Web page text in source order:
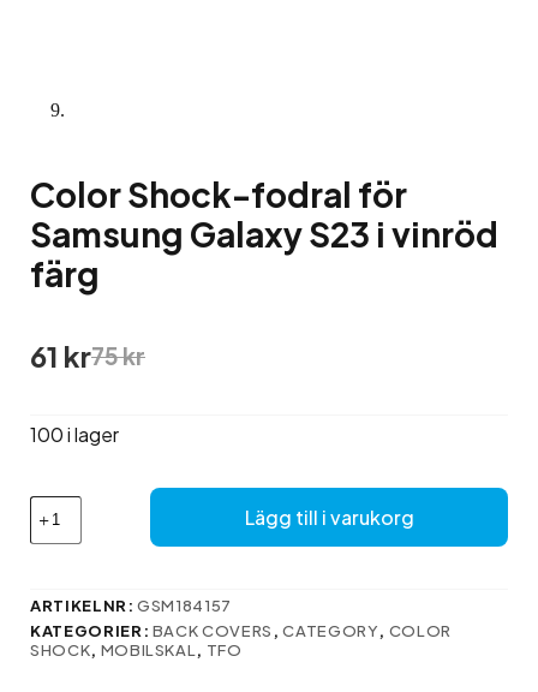
Color Shock-fodral för
Samsung Galaxy S23 i vinröd
färg
75kr
Det
ursprungliga
var:
61 krDet
nuvarande
är:
100 i lager
Color
Shock-
fodral
Samsung
S23
Lägg till i varukorg
ARTIKELNR:GSM184157
KATEGORIER: BACK COVERS ,CATEGORY, COLOR
SHOCK, MOBILSKAL , TFO